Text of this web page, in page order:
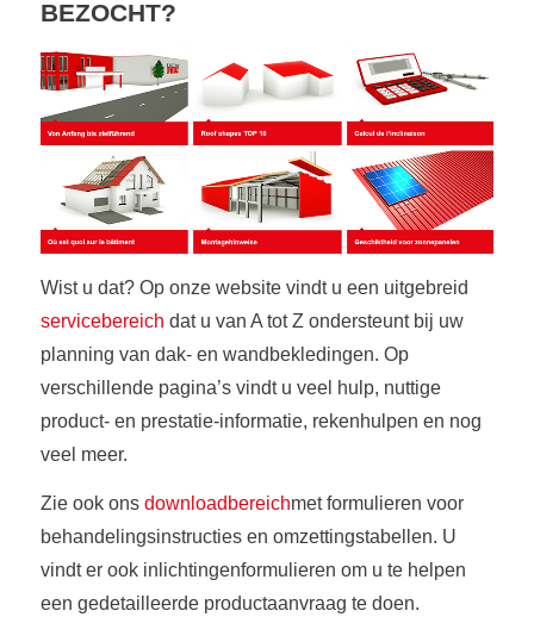
BEZOCHT?
Wist u dat? Op onze website vindt u een uitgebreid
servicebereich dat u van A tot Z ondersteunt bij uw
planning van dak- en wandbekledingen. Op
verschillende pagina’s vindt u veel hulp, nuttige
product- en prestatie-informatie, rekenhulpen en nog
veel meer.
Zie ook ons downloadbereichmet formulieren voor
behandelingsinstructies en omzettingstabellen. U
vindt er ook inlichtingenformulieren om u te helpen
een gedetailleerde productaanvraag te doen.